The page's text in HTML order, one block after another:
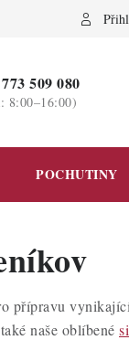
osobních údajů
509 080
8:00–16:00)
POCHUTINY
přípravu
naše oblíbené